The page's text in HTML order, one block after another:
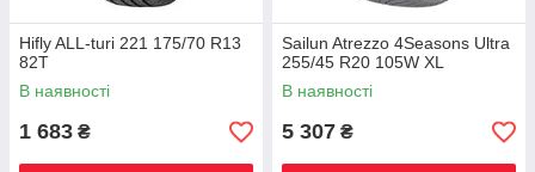
Hifly ALL-turi 221 175/70 R13
82T
В наявності
1 683 ₴
Sailun Atrezzo 4Seasons Ultra
255/45 R20 105W XL
В наявності
5 307 ₴